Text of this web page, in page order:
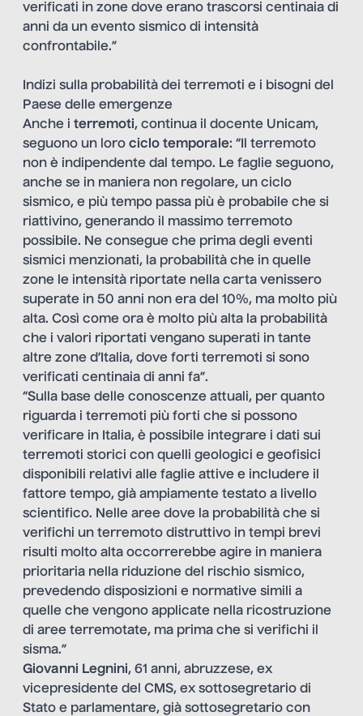
verificati in zone dove erano trascorsi centinaia di
anni da un evento sismico di intensità
confrontabile.”
Indizi sulla probabilità dei terremoti e i bisogni del
Paese delle emergenze
Anche i terremoti, continua il docente Unicam,
seguono un loro ciclo temporale: “Il terremoto
non è indipendente dal tempo. Le faglie seguono,
anche se in maniera non regolare, un ciclo
sismico, e più tempo passa più è probabile che si
riattivino, generando il massimo terremoto
possibile. Ne consegue che prima degli eventi
sismici menzionati, la probabilità che in quelle
zone le intensità riportate nella carta venissero
superate in 50 anni non era del 10%, ma molto più
alta. Così come ora è molto più alta la probabilità
che i valori riportati vengano superati in tante
altre zone d’Italia, dove forti terremoti si sono
verificati centinaia di anni fa”.
“Sulla base delle conoscenze attuali, per quanto
riguarda i terremoti più forti che si possono
verificare in Italia, è possibile integrare i dati sui
terremoti storici con quelli geologici e geofisici
disponibili relativi alle faglie attive e includere il
fattore tempo, già ampiamente testato a livello
scientifico. Nelle aree dove la probabilità che si
verifichi un terremoto distruttivo in tempi brevi
risulti molto alta occorrerebbe agire in maniera
prioritaria nella riduzione del rischio sismico,
prevedendo disposizioni e normative simili a
quelle che vengono applicate nella ricostruzione
di aree terremotate, ma prima che si verifichi il
sisma.”
Giovanni Legnini, 61 anni, abruzzese, ex
vicepresidente del CMS, ex sottosegretario di
Stato e parlamentare, già sottosegretario con